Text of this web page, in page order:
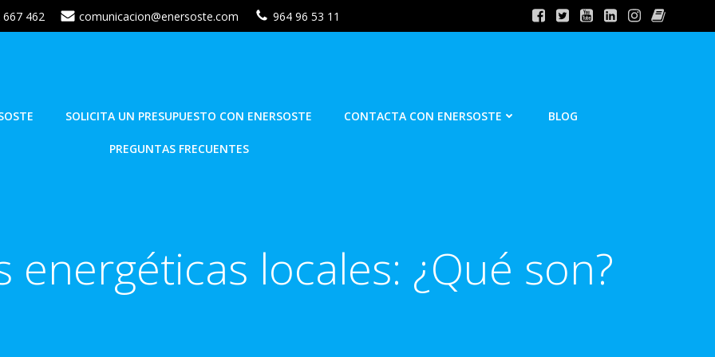
667 462 comunicacion@enersoste.com 964 96 53 11
SOLICITA UN PRESUPUESTO CON ENERSOSTE CONTACTA CON ENERSOSTE BLOG
PREGUNTAS FRECUENTES
energéticas locales: ¿Qué son?